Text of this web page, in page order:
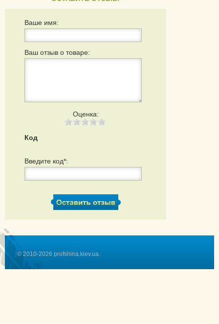
Ваше имя:
Ваш отзыв о товаре:
Оценка:
Код
Введите код*:
© 2010-2026 profshina.kiev.ua.